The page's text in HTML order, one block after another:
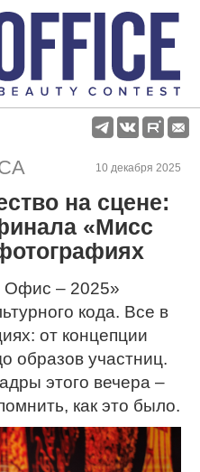
10 декабря 2025
на сцене:
«Мисс
Офис – 2025»
кода. Все в
от концепции
образов участниц.
этого вечера –
как это было.